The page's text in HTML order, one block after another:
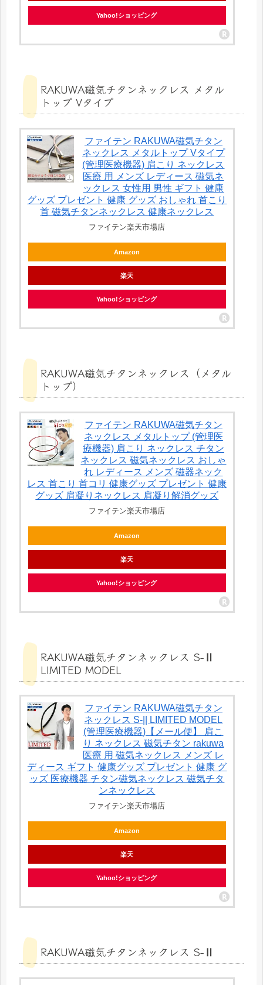
Yahoo!ショッピング
RAKUWA磁気チタンネックレス メタル
トップ Vタイプ
ファイテン RAKUWA磁気チタン
ネックレス メタルトップ Vタイプ
(管理医療機器) 肩こり ネックレス
医療 用 メンズ レディース 磁気ネ
ックレス 女性用 男性 ギフト 健康
グッズ プレゼント 健康 グッズ おしゃれ 首こり
首 磁気チタンネックレス 健康ネックレス
ファイテン楽天市場店
Amazon
楽天
Yahoo!ショッピング
RAKUWA磁気チタンネックレス（メタル
トップ）
ファイテン RAKUWA磁気チタン
ネックレス メタルトップ (管理医
療機器) 肩こり ネックレス チタン
ネックレス 磁気ネックレス おしゃ
れ レディース メンズ 磁器ネック
レス 首こり 首コリ 健康グッズ プレゼント 健康
グッズ 肩凝りネックレス 肩凝り解消グッズ
ファイテン楽天市場店
Amazon
楽天
Yahoo!ショッピング
RAKUWA磁気チタンネックレス S-Ⅱ
LIMITED MODEL
ファイテン RAKUWA磁気チタン
ネックレス S-|| LIMITED MODEL
(管理医療機器)【メール便】 肩こ
り ネックレス 磁気チタン rakuwa
医療 用 磁気ネックレス メンズ レ
ディース ギフト 健康グッズ プレゼント 健康 グ
ッズ 医療機器 チタン磁気ネックレス 磁気チタ
ンネックレス
ファイテン楽天市場店
Amazon
楽天
Yahoo!ショッピング
RAKUWA磁気チタンネックレス S-Ⅱ